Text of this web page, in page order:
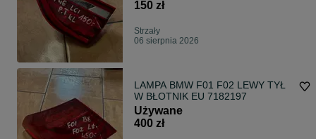
150 zł
Strzały
06 sierpnia 2026
LAMPA BMW F01 F02 LEWY TYŁ
W BŁOTNIK EU 7182197
Używane
400 zł